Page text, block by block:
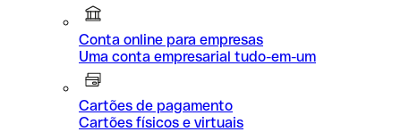
Conta online para empresas
Uma conta empresarial tudo-em-um
Cartões de pagamento
Cartões físicos e virtuais